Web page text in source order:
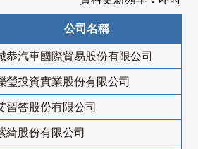
公司名稱
恭汽車國際貿易股份有限公司
瑩投資實業股份有限公司
習答股份有限公司
綺股份有限公司